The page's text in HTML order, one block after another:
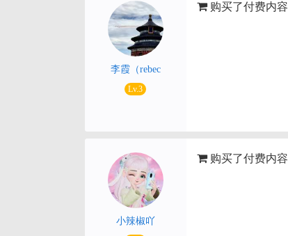
李霞（rebec
Lv.3
购买了付费内容
小辣椒吖
购买了付费内容